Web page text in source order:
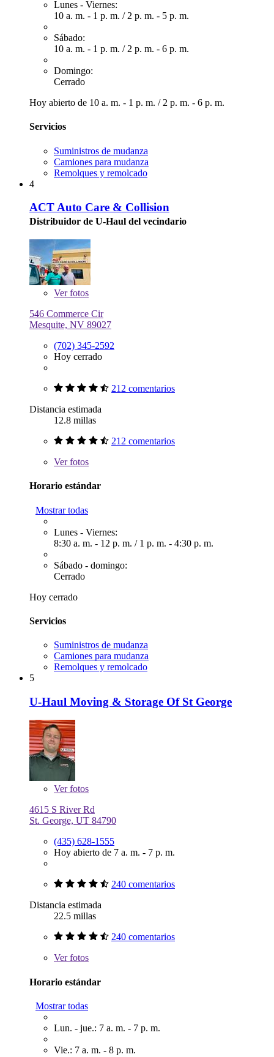
Lunes - Viernes:
10 a. m. - 1 p. m. / 2 p. m. - 5 p. m.
Sábado:
10 a. m. - 1 p. m. / 2 p. m. - 6 p. m.
Domingo:
Cerrado
Hoy abierto de 10 a. m. - 1 p. m. / 2 p. m. - 6 p. m.
Servicios
Suministros de mudanza
Camiones para mudanza
Remolques y remolcado
4
ACT Auto Care & Collision
Distribuidor de U-Haul del vecindario
Verfotos
546 Commerce Cir
Mesquite, NV 89027
(702) 345-2592
Hoy cerrado
212 comentarios
Distancia estimada
12.8 millas
212 comentarios
Verfotos
Horario estándar
Mostrar todas
Lunes - Viernes:
8:30 a. m. - 12 p. m. / 1 p. m. - 4:30 p. m.
Sábado - domingo:
Cerrado
Hoy cerrado
Servicios
Suministros de mudanza
Camiones para mudanza
Remolques y remolcado
5
U-Haul Moving & Storage Of St George
Verfotos
4615 S River Rd
St. George, UT 84790
(435) 628-1555
Hoy abierto de 7 a. m. - 7 p. m.
240 comentarios
Distancia estimada
22.5 millas
240 comentarios
Verfotos
Horario estándar
Mostrar todas
Lun. - jue.: 7 a. m. - 7 p. m.
Vie.: 7 a. m. - 8 p. m.